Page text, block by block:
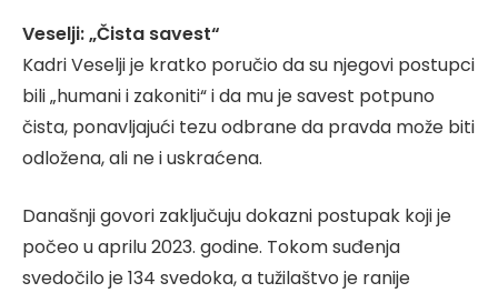
Veselji: „Čista savest“
Kadri Veselji je kratko poručio da su njegovi postupci
bili „humani i zakoniti“ i da mu je savest potpuno
čista, ponavljajući tezu odbrane da pravda može biti
odložena, ali ne i uskraćena.
Današnji govori zaključuju dokazni postupak koji je
počeo u aprilu 2023. godine. Tokom suđenja
svedočilo je 134 svedoka, a tužilaštvo je ranije